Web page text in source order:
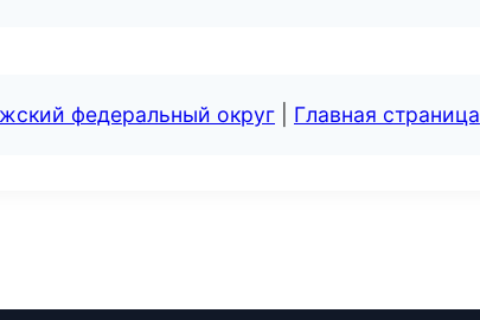
федеральный округ Главная страница